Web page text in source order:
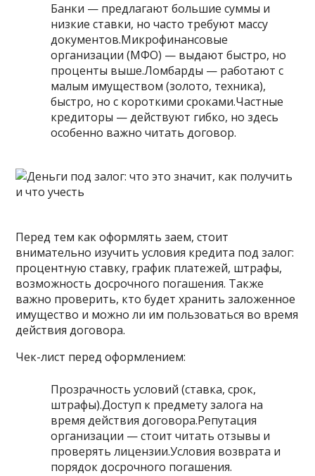
Банки — предлагают большие суммы и
низкие ставки, но часто требуют массу
документов.Микрофинансовые
организации (МФО) — выдают быстро, но
проценты выше.Ломбарды — работают с
малым имуществом (золото, техника),
быстро, но с короткими сроками.Частные
кредиторы — действуют гибко, но здесь
особенно важно читать договор.
Перед тем как оформлять заем, стоит
внимательно изучить условия кредита под залог:
процентную ставку, график платежей, штрафы,
возможность досрочного погашения. Также
важно проверить, кто будет хранить заложенное
имущество и можно ли им пользоваться во время
действия договора.
Чек-лист перед оформлением:
Прозрачность условий (ставка, срок,
штрафы).Доступ к предмету залога на
время действия договора.Репутация
организации — стоит читать отзывы и
проверять лицензии.Условия возврата и
порядок досрочного погашения.